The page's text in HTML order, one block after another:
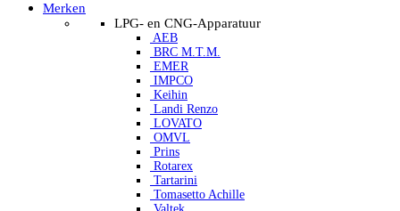
Merken
LPG- en CNG-Apparatuur
AEB
BRC M.T.M.
EMER
IMPCO
Keihin
Landi Renzo
LOVATO
OMVL
Prins
Rotarex
Tartarini
Tomasetto Achille